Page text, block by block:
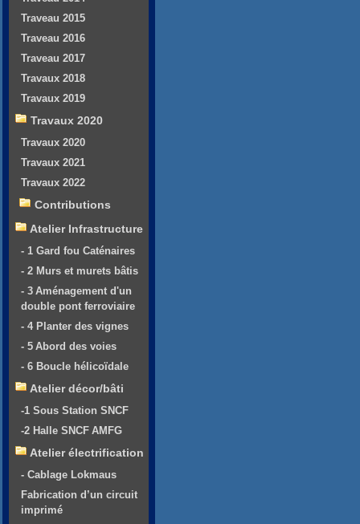
Traveau 2015
Traveau 2016
Traveau 2017
Travaux 2018
Travaux 2019
Travaux 2020
Travaux 2020
Travaux 2021
Travaux 2022
Contributions
Atelier Infrastructure
- 1 Gard fou Caténaires
- 2 Murs et murets bâtis
- 3 Aménagement d'un
double pont ferroviaire
- 4 Planter des vignes
- 5 Abord des voies
- 6 Boucle hélicoïdale
Atelier décor/bâti
-1 Sous Station SNCF
-2 Halle SNCF AMFG
Atelier électrification
- Cablage Lokmaus
Fabrication d’un circuit
imprimé